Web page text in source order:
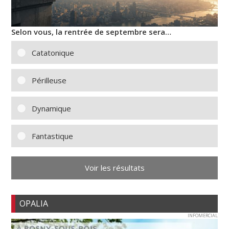
Selon vous, la rentrée de septembre sera…
Catatonique
Périlleuse
Dynamique
Fantastique
Voir les résultats
OPALIA
INFOMERCIAL